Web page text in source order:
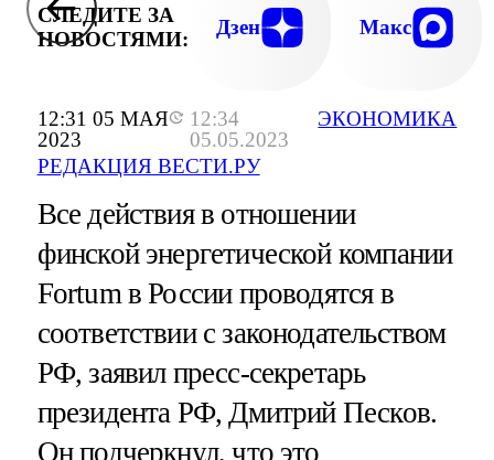
12:31 05 МАЯ
2023
12:34
05.05.2023
РЕДАКЦИЯ ВЕСТИ.РУ
ЭКОНОМИКА
СЛЕДИТЕ ЗА
НОВОСТЯМИ:
Дзен Макс
Все действия в отношении
финской энергетической компании
Fortum в России проводятся в
соответствии с законодательством
РФ, заявил пресс-секретарь
президента РФ, Дмитрий Песков.
Он подчеркнул, что это